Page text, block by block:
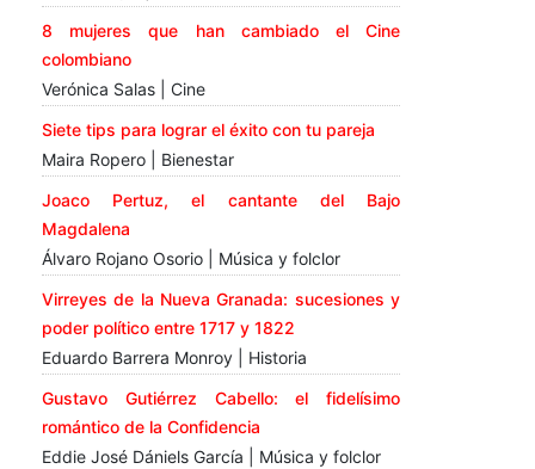
8 mujeres que han cambiado el Cine
colombiano
Verónica Salas | Cine
Siete tips para lograr el éxito con tu pareja
Maira Ropero | Bienestar
Joaco Pertuz, el cantante del Bajo
Magdalena
Álvaro Rojano Osorio | Música y folclor
Virreyes de la Nueva Granada: sucesiones y
poder político entre 1717 y 1822
Eduardo Barrera Monroy | Historia
Gustavo Gutiérrez Cabello: el fidelísimo
romántico de la Confidencia
Eddie José Dániels García | Música y folclor